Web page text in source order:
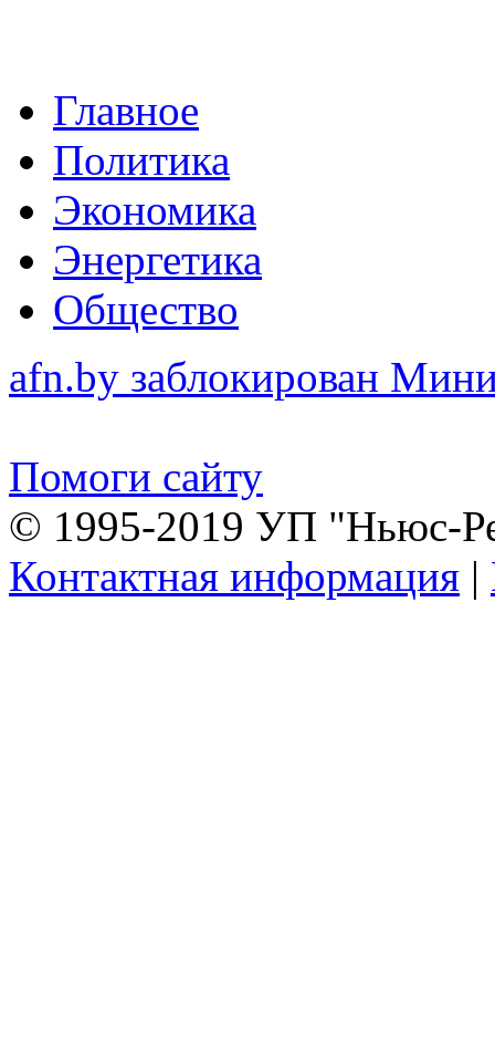
Главное
Политика
Экономика
Энергетика
Общество
afn.by заблокирован
Помоги сайту
© 1995-2019 УП "Ньюс-
Контактная информация |